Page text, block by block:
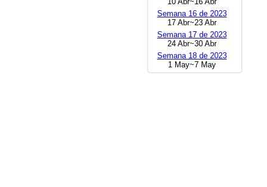
Semana 16 de 2023
17 Abr~23 Abr
Semana 17 de 2023
24 Abr~30 Abr
Semana 18 de 2023
1 May~7 May